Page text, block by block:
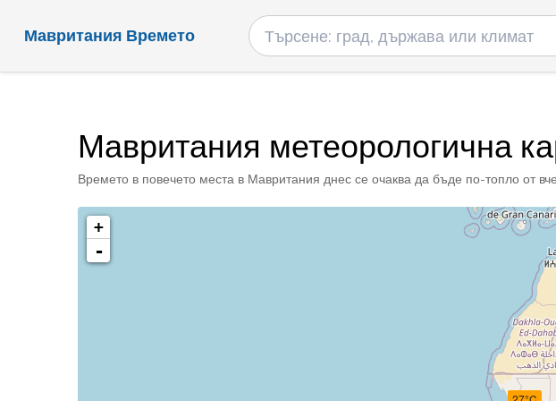
Мавритания Времето
Мавритания метеорологична
Времето в повечето места в Мавритания днес се очаква да бъде по-топло от
+
-